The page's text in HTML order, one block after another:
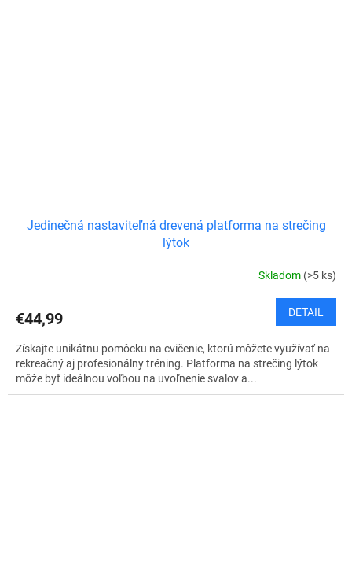
Jedinečná nastaviteľná drevená platforma na strečing
lýtok
Skladom (>5 ks)
€44,99 DETAIL
Získajte unikátnu pomôcku na cvičenie, ktorú môžete využívať na
rekreačný aj profesionálny tréning. Platforma na strečing lýtok
môže byť ideálnou voľbou na uvoľnenie svalov a...